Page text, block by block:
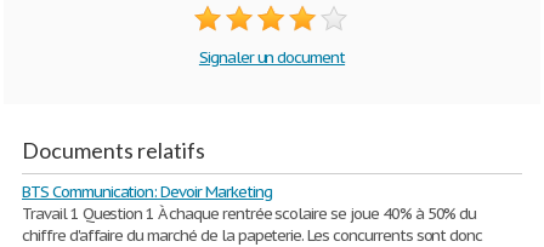
Signaler un document
Documents relatifs
BTS Communication: Devoir Marketing
Travail 1 Question 1 À chaque rentrée scolaire se joue 40% à 50% du
chiffre d'affaire du marché de la papeterie. Les concurrents sont donc